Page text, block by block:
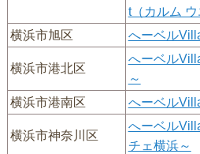
t（カルム
横浜市旭区
へーベル
横浜市港北区
へーベル
～
横浜市港南区
へーベル
横浜市神奈川区
へーベル
チェ横浜～